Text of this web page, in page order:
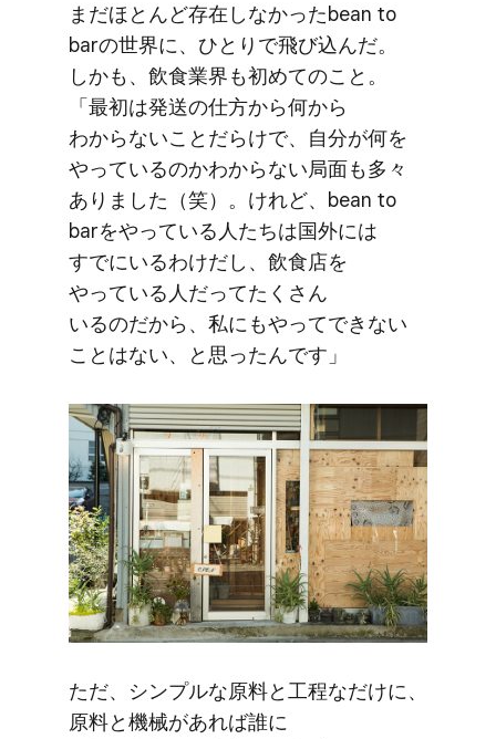
まだほとんど​存在しなかった​bean to
barの​世界に、​ひとりで​飛び込んだ。​
しかも、​飲食業界も​初めての​こと。​
​「最初は​発送の​仕方から​何から​
わからない​ことだらけで、​自分が​何を​
やっているのかわからない​局面も​多々​
ありました​（笑）。​けれど、​bean to
barを​やっている​人たちは​国外には​
すでに​いるわけだし、​飲食店を​
やっている​人だって​たくさん​
いるのだから、​私にも​やって​できない​
ことは​ない、と​思ったんです」
ただ、​シンプルな​原料と​工程なだけに、​
原料と​機械が​あれば​誰に​